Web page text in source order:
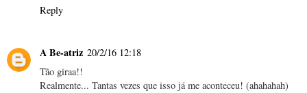
Reply
A Be-atriz 20/2/16 12:18
Tão giraa!!
Realmente... Tantas vezes que isso já me aconteceu! (ahahahah)